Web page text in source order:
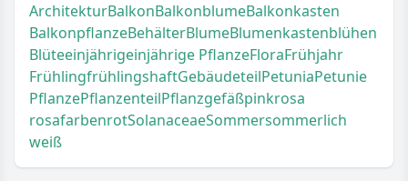
ArchitekturBalkonBalkonblumeBalkonkasten
BalkonpflanzeBehälterBlumeBlumenkastenblühen
Blüteeinjährigeinjährige PflanzeFloraFrühjahr
FrühlingfrühlingshaftGebäudeteilPetuniaPetunie
PflanzePflanzenteilPflanzgefäßpinkrosa
rosafarbenrotSolanaceaeSommersommerlich
weiß